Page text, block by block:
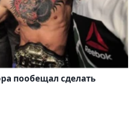
пообещал сделать